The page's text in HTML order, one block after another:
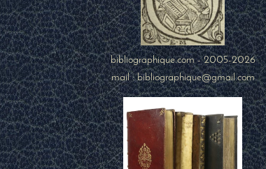
bibliographique.com - 2005-2026
mail : bibliographique@gmail.com